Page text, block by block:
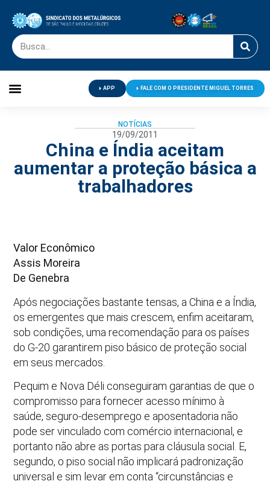
APP FALE COM O PRESIDENTE MIGUEL TORRES
NOTÍCIAS
19/09/2011
China e Índia aceitam
aumentar a proteção básica a
trabalhadores
Valor Econômico
Assis Moreira
De Genebra
Após negociações bastante tensas, a China e a Índia,
os emergentes que mais crescem, enfim aceitaram,
sob condições, uma recomendação para os países
do G-20 garantirem piso básico de proteção social
em seus mercados.
Pequim e Nova Déli conseguiram garantias de que o
compromisso para fornecer acesso mínimo à
saúde, seguro-desemprego e aposentadoria não
pode ser vinculado com comércio internacional, e
portanto não abre as portas para cláusula social. E,
segundo, o piso social não implicará padronização
universal e sim levar em conta “circunstâncias e